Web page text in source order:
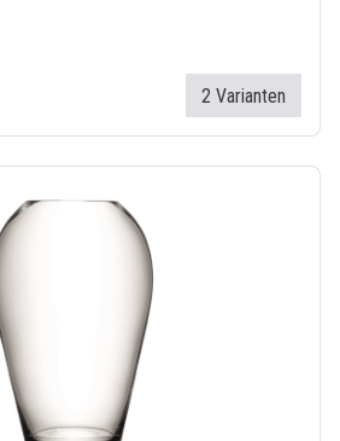
2 Varianten